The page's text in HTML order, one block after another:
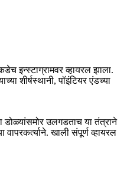
इन्स्टाग्रामवर व्हायरल झाला.
शीर्षस्थानी, पॉइंटियर एंडच्या
डोळ्यांसमोर उलगडताच या तंत्राने
खाली संपूर्ण व्हायरल